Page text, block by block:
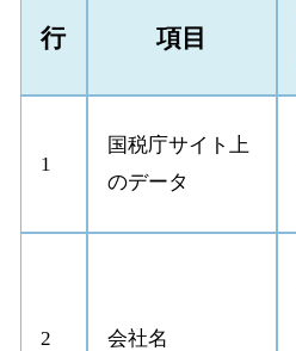
行 項目
1
国税庁サイト上
のデータ
2 会社名